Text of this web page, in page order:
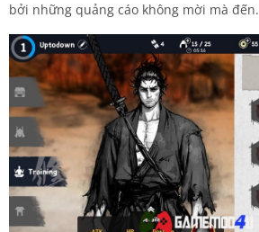
bởi những quảng cáo không mời mà đến.